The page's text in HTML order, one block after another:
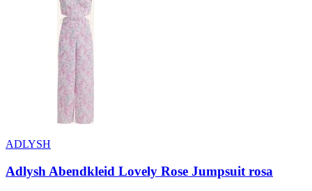
ADLYSH
Adlysh Abendkleid Lovely Rose Jumpsuit rosa